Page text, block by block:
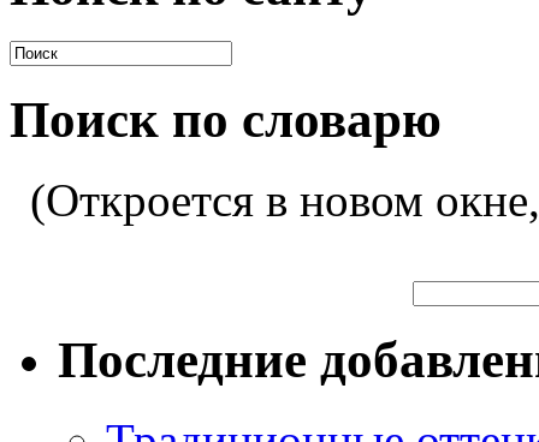
Поиск по словарю
(Откроется в новом
Последние